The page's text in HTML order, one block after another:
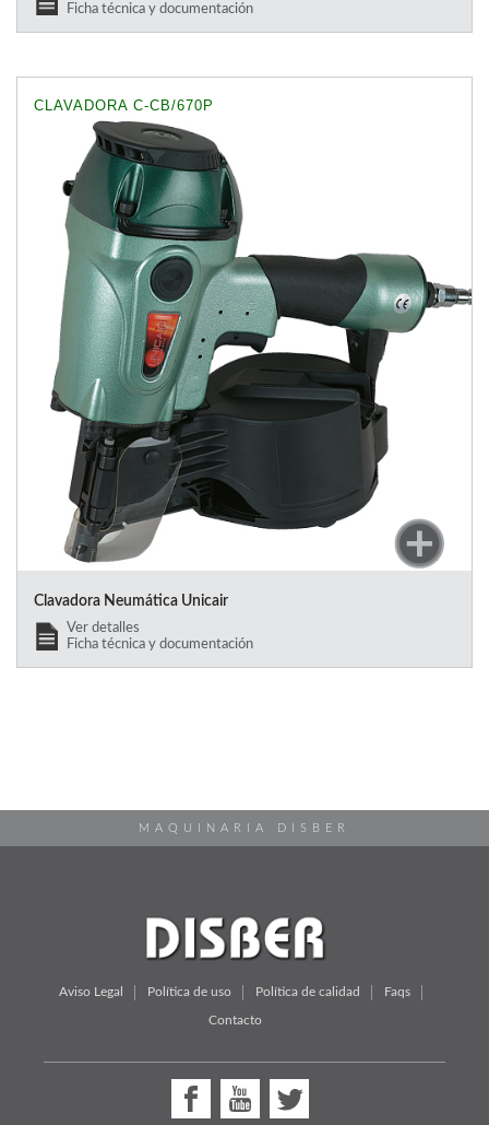
Ficha técnica y documentación
CLAVADORA C-CB/670P
Clavadora Neumática Unicair
Ver detalles
Ficha técnica y documentación
MAQUINARIA DISBER
Aviso Legal Política de uso Política de calidad Faqs
Contacto